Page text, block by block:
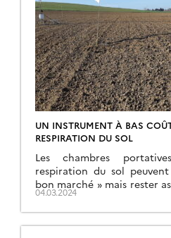
UN INSTRUMENT À BAS
RESPIRATION DU SOL
Les chambres
respiration du sol
bon marché » mais rester
décrite dans cet article
construite à partir de
grand commerce, ce qui
04.03.2024